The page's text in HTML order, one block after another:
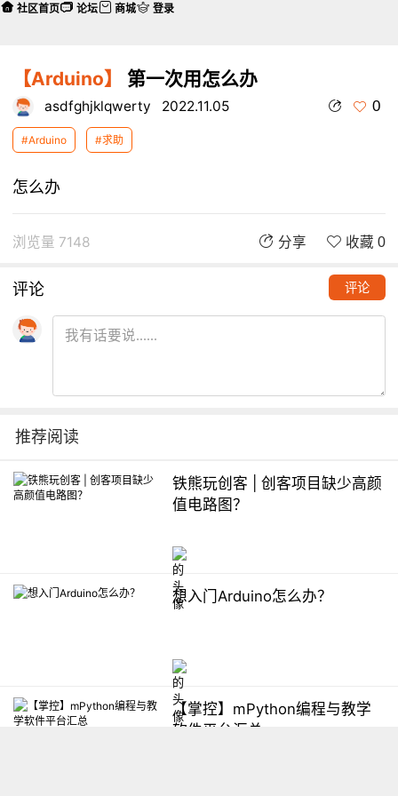
【Arduino】 第一次用怎么办
asdfghjklqwerty 2022.11.05 0
#Arduino #求助
怎么办
浏览量 7148 分享 收藏 0
评论 评论
推荐阅读
铁熊玩创客 | 创客项目缺少高颜
值电路图？
想入门Arduino怎么办？
【掌控】mPython编程与教学
软件平台汇总
社区首页 论坛 商城 登录